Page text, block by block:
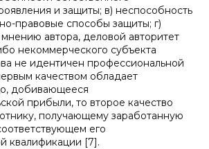
и защиты; в) неспособность
правовые способы защиты; г)
автора, деловой авторитет
некоммерческого субъекта
не идентичен профессиональной
качеством обладает
добивающееся
прибыли, то второе качество
получающему заработанную
его
квалификации [7].